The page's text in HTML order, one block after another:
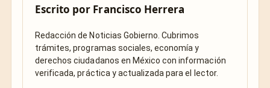
Escrito por Francisco Herrera
Redacción de Noticias Gobierno. Cubrimos
trámites, programas sociales, economía y
derechos ciudadanos en México con información
verificada, práctica y actualizada para el lector.